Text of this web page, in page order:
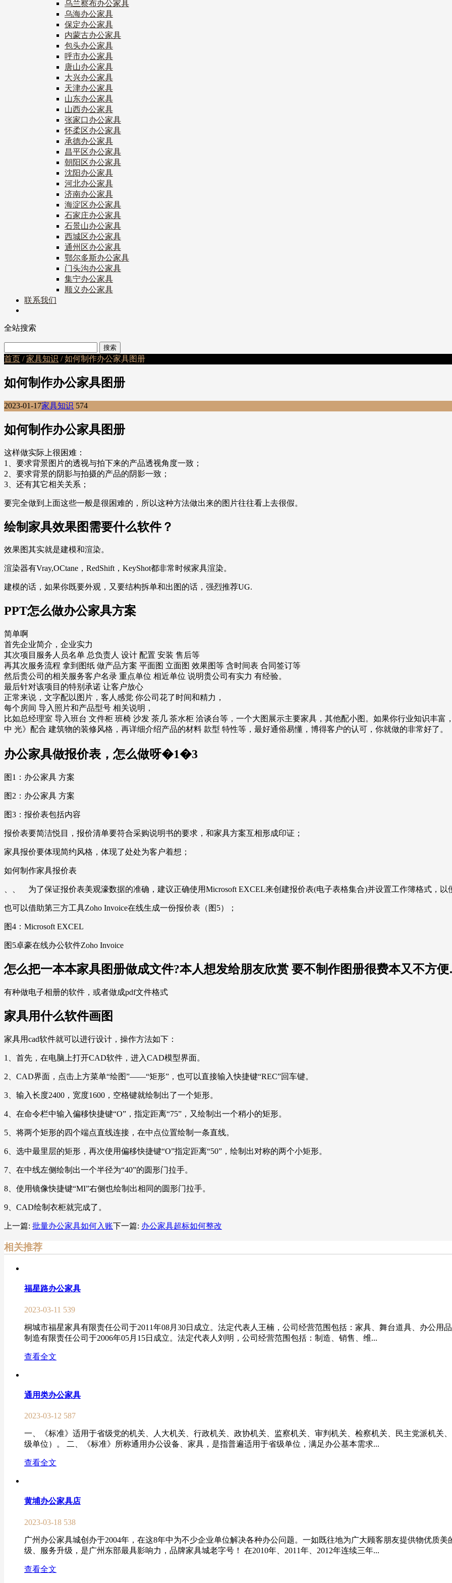
乌兰察布办公家具
乌海办公家具
保定办公家具
内蒙古办公家具
包头办公家具
呼市办公家具
唐山办公家具
大兴办公家具
天津办公家具
山东办公家具
山西办公家具
张家口办公家具
怀柔区办公家具
承德办公家具
昌平区办公家具
朝阳区办公家具
沈阳办公家具
河北办公家具
济南办公家具
海淀区办公家具
石家庄办公家具
石景山办公家具
西城区办公家具
通州区办公家具
鄂尔多斯办公家具
门头沟办公家具
集宁办公家具
顺义办公家具
联系我们
全站搜索
首页 /家具知识 / 如何制作办公家具图册
如何制作办公家具图册
2023-01-17家具知识 574
如何制作办公家具图册
这样做实际上很困难：
1、要求背景图片的透视与拍下来的产品透视角度一致；
2、要求背景的阴影与拍摄的产品的阴影一致；
3、还有其它相关关系；
要完全做到上面这些一般是很困难的，所以这种方法做出来的图片往往看上去很假。
绘制家具效果图需要什么软件？
效果图其实就是建模和渲染。
渲染器有Vray,OCtane，RedShift，KeyShot都非常时候家具渲染。
建模的话，如果你既要外观，又要结构拆单和出图的话，强烈推荐UG.
PPT怎么做办公家具方案
简单啊
首先企业简介，企业实力
其次项目服务人员名单 总负责人 设计 配置 安装 售后等
再其次服务流程 拿到图纸 做产品方案 平面图 立面图 效果图等 含时间表 合同签订等
然后贵公司的相关服务客户名录 重点单位 相近单位 说明贵公司有实力 有经验。
最后针对该项目的特别承诺 让客户放心
正常来说，文字配以图片，客人感觉 你公司花了时间和精力，
每个房间 导入照片和产品型号 相关说明，
比如总经理室 导入班台 文件柜 班椅 沙发 茶几 茶水柜 洽谈台等，一个大图展示主要家具，其他配小图。如果你行业知识丰
中 光》配合 建筑物的装修风格，再详细介绍产品的材料 款型 特性等，最好通俗易懂，博得客户的认可，你就做的非常好了。
办公家具做报价表，怎么做呀�1�3
图1：办公家具 方案
图2：办公家具 方案
图3：报价表包括内容
报价表要简洁悦目，报价清单要符合采购说明书的要求，和家具方案互相形成印证；
家具报价要体现简约风格，体现了处处为客户着想；
如何制作家具报价表
、、 为了保证报价表美观濠数据的准确，建议正确使用Microsoft EXCEL来创建报价表(电子表格集合)并设置工作簿格式，
也可以借助第三方工具Zoho Invoice在线生成一份报价表（图5）；
图4：Microsoft EXCEL
图5卓豪在线办公软件Zoho Invoice
怎么把一本本家具图册做成文件?本人想发给朋友欣赏 要不制作图册很费本又不方
有种做电子相册的软件，或者做成pdf文件格式
家具用什么软件画图
家具用cad软件就可以进行设计，操作方法如下：
1、首先，在电脑上打开CAD软件，进入CAD模型界面。
2、CAD界面，点击上方菜单“绘图”——“矩形”，也可以直接输入快捷键“REC”回车键。
3、输入长度2400，宽度1600，空格键就绘制出了一个矩形。
4、在命令栏中输入偏移快捷键“O”，指定距离“75”，又绘制出一个稍小的矩形。
5、将两个矩形的四个端点直线连接，在中点位置绘制一条直线。
6、选中最里层的矩形，再次使用偏移快捷键“O”指定距离“50”，绘制出对称的两个小矩形。
7、在中线左侧绘制出一个半径为“40”的圆形门拉手。
8、使用镜像快捷键“MI”右侧也绘制出相同的圆形门拉手。
9、CAD绘制衣柜就完成了。
上一篇: 批量办公家具如何入账下一篇: 办公家具超标如何整改
相关推荐
福星路办公家具
2023-03-11 539
桐城市福星家具有限责任公司于2011年08月30日成立。法定代表人王楠，公司经营范围包括：家具、舞台道具、办公用
制造有限责任公司于2006年05月15日成立。法定代表人刘明，公司经营范围包括：制造、销售、维...
查看全文
通用类办公家具
2023-03-12 587
一、《标准》适用于省级党的机关、人大机关、行政机关、政协机关、监察机关、审判机关、检察机关、民主党派机关
级单位）。 二、《标准》所称通用办公设备、家具，是指普遍适用于省级单位，满足办公基本需求...
查看全文
黄埔办公家具店
2023-03-18 538
广州办公家具城创办于2004年，在这8年中为不少企业单位解决各种办公问题。一如既往地为广大顾客朋友提供物优质
级、服务升级，是广州东部最具影响力，品牌家具城老字号！ 在2010年、2011年、2012年连续三年...
查看全文